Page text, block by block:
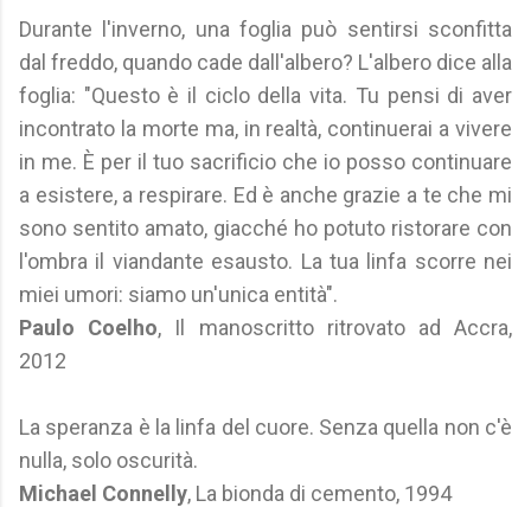
Durante l'inverno, una foglia può sentirsi sconfitta
dal freddo, quando cade dall'albero? L'albero dice alla
foglia: "Questo è il ciclo della vita. Tu pensi di aver
incontrato la morte ma, in realtà, continuerai a vivere
in me. È per il tuo sacrificio che io posso continuare
a esistere, a respirare. Ed è anche grazie a te che mi
sono sentito amato, giacché ho potuto ristorare con
l'ombra il viandante esausto. La tua linfa scorre nei
miei umori: siamo un'unica entità".
Paulo Coelho, Il manoscritto ritrovato ad Accra,
2012
La speranza è la linfa del cuore. Senza quella non c'è
nulla, solo oscurità.
Michael Connelly, La bionda di cemento, 1994